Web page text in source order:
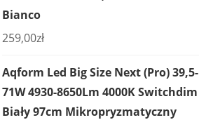
Bianco
259,00zł
Aqform Led Big Size Next (Pro) 39,5-
71W 4930-8650Lm 4000K Switchdim
Biały 97cm Mikropryzmatyczny